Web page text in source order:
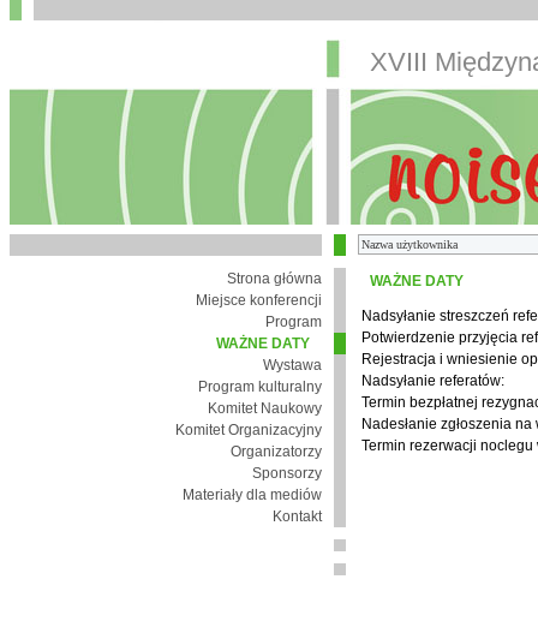
XVIII
Strona główna
Miejsce konferencji
Program
WAŻNE DATY
Wystawa
Program kulturalny
Komitet Naukowy
Komitet Organizacyjny
Organizatorzy
Sponsorzy
Materiały dla mediów
Kontakt
WAŻNE DATY
Nadsyłanie streszczeń
Potwierdzenie przyjęcia
Rejestracja i wniesienie
Nadsyłanie referatów:
Termin bezpłatnej
Nadesłanie zgłoszenia na
Termin rezerwacji